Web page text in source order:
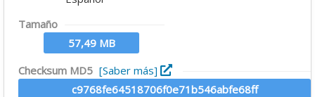
Tamaño
57,49 MB
Checksum MD5 [Saber más]
c9768fe64518706f0e71b546abfe68ff